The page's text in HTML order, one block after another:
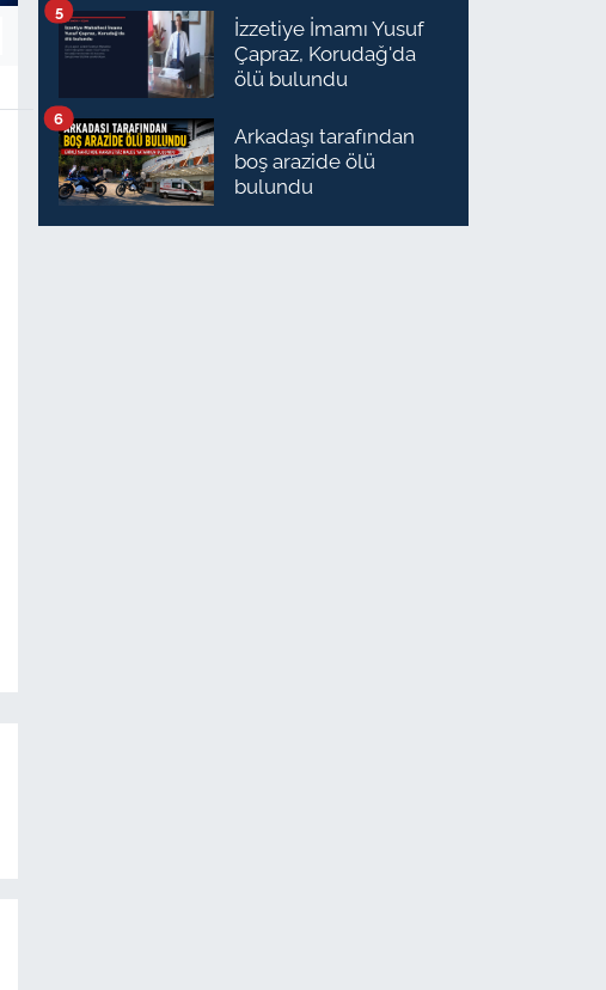
İzzetiye İmamı Yusuf
Çapraz, Korudağ'da
ölü bulundu
5
Arkadaşı tarafından
boş arazide ölü
bulundu
6